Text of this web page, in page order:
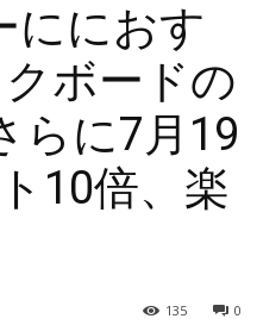
ににおす
ボードの
らに7月19
10倍、楽
0
135